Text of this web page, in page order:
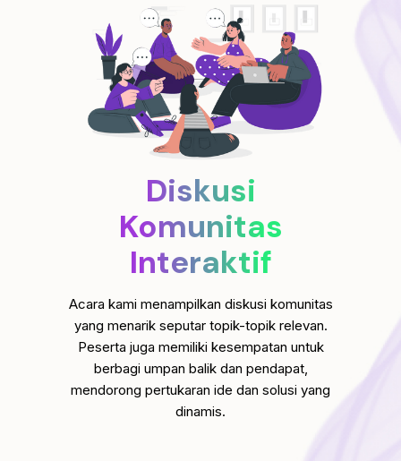
Diskusi
Komunitas
Interaktif
Acara kami menampilkan diskusi komunitas
yang menarik seputar topik-topik relevan.
Peserta juga memiliki kesempatan untuk
berbagi umpan balik dan pendapat,
mendorong pertukaran ide dan solusi yang
dinamis.